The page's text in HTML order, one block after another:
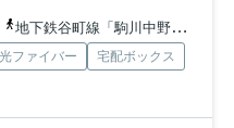
地下鉄谷町線「駒川中野」駅 徒歩10分
光ファイバー
宅配ボックス